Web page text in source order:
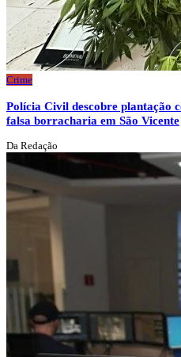
Crime
Polícia Civil descobre plantação
falsa borracharia em São Vicente
Da Redação